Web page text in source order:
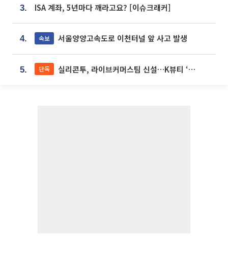
3. ISA 계좌, 5년마다 깨라고요? [이슈크래커]
4. 속보 서울양양고속도로 이천터널 앞 사고 발생
5. 단독 실리콘투, 라이브커머스팀 신설…K뷰티 ‘글로벌 판매망’ 확대[K뷰티 라방戰]